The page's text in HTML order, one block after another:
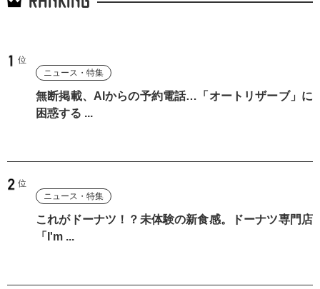
ニュース・特集
無断掲載、AIからの予約電話…「オートリザーブ」に
困惑する ...
ニュース・特集
これがドーナツ！？未体験の新食感。ドーナツ専門店
「I'm ...